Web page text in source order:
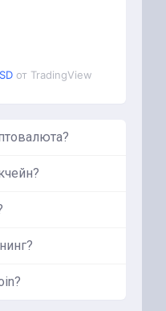
от TradingView